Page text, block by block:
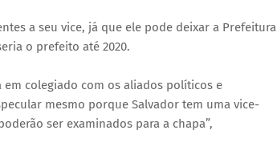
a seu vice, já que ele pode deixar a Prefeitura
o prefeito até 2020.
em colegiado com os aliados políticos e
mesmo porque Salvador tem uma vice-
ser examinados para a chapa”,